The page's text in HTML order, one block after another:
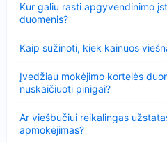
Kur galiu rasti apgyvendinimo
duomenis?
Kaip sužinoti, kiek kainuos
Įvedžiau mokėjimo kortelės
nuskaičiuoti pinigai?
Ar viešbučiui reikalingas
apmokėjimas?